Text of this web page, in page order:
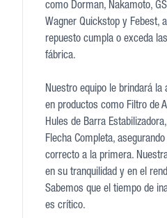
como Dorman, Nakamoto,
Wagner Quickstop y Febest,
repuesto cumpla o exceda
fábrica.
Nuestro equipo le brindará
en productos como Filtro de
Hules de Barra
Flecha Completa,
correcto a la primera.
en su tranquilidad y en el
Sabemos que el tiempo de
es crítico.